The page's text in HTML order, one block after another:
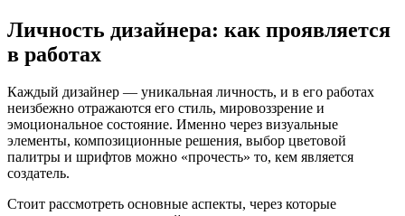
Личность дизайнера: как проявляется
в работах
Каждый дизайнер — уникальная личность, и в его работах
неизбежно отражаются его стиль, мировоззрение и
эмоциональное состояние. Именно через визуальные
элементы, композиционные решения, выбор цветовой
палитры и шрифтов можно «прочесть» то, кем является
создатель.
Стоит рассмотреть основные аспекты, через которые